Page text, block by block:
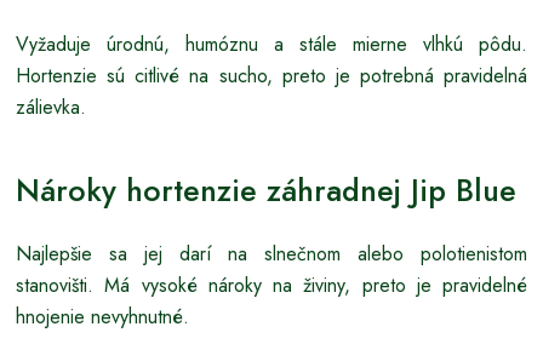
Vyžaduje úrodnú, humóznu a stále mierne vlhkú pôdu.
Hortenzie sú citlivé na sucho, preto je potrebná pravidelná
zálievka.
Nároky hortenzie záhradnej Jip Blue
Najlepšie sa jej darí na slnečnom alebo polotienistom
stanovišti. Má vysoké nároky na živiny, preto je pravidelné
hnojenie nevyhnutné.